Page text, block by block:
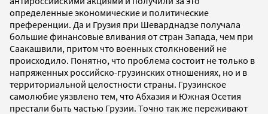
определенные экономические и политические
преференции. Да и Грузия при Шеварднадзе получала
большие финансовые вливания от стран Запада, чем при
Саакашвили, притом что военных столкновений не
происходило. Понятно, что проблема состоит не только в
напряженных российско-грузинских отношениях, но и в
территориальной целостности страны. Грузинское
самолюбие уязвлено тем, что Абхазия и Южная Осетия
престали быть частью Грузии. Точно так же переживают